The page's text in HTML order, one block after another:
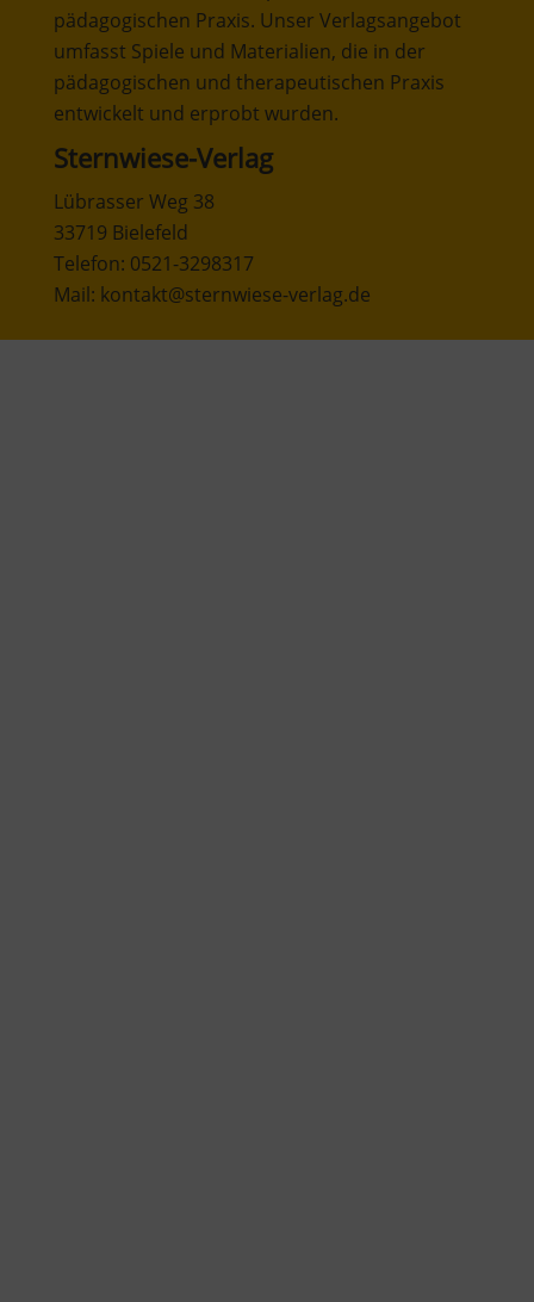
pädagogischen Praxis. Unser Verlagsangebot
umfasst Spiele und Materialien, die in der
pädagogischen und therapeutischen Praxis
entwickelt und erprobt wurden.
Sternwiese-Verlag
Lübrasser Weg 38
33719 Bielefeld
Telefon: 0521-3298317
Mail: kontakt@sternwiese-verlag.de